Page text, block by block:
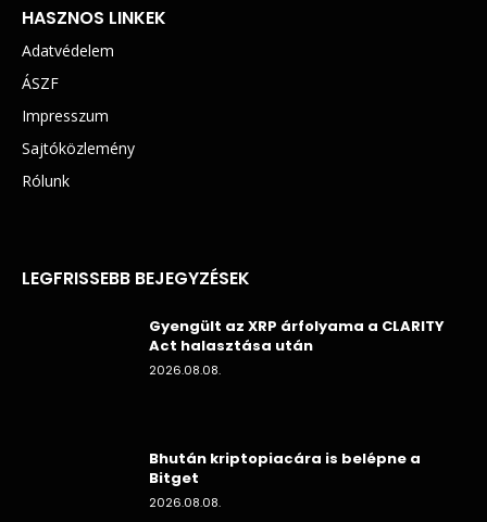
HASZNOS LINKEK
Adatvédelem
ÁSZF
Impresszum
Sajtóközlemény
Rólunk
LEGFRISSEBB BEJEGYZÉSEK
Gyengült az XRP árfolyama a CLARITY
Act halasztása után
2026.08.08.
Bhután kriptopiacára is belépne a
Bitget
2026.08.08.